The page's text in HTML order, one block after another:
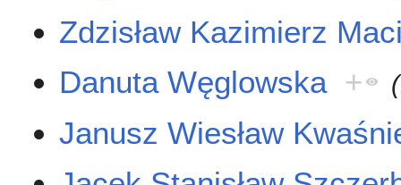
Zdzisław Kazimierz
Danuta Węglowska +
Janusz Wiesław